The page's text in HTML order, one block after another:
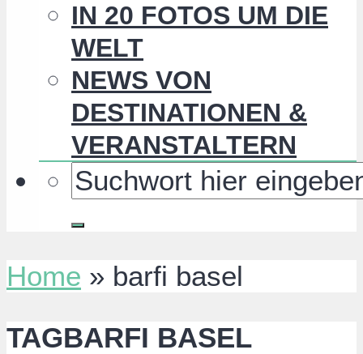
IN 20 FOTOS UM DIE
WELT
NEWS VON
DESTINATIONEN &
VERANSTALTERN
Home » barfi basel
TAGBARFI BASEL